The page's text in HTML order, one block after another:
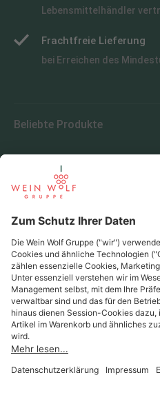
Lebensmittelhändler
Frachtfreie Lieferung
bei Erreichen des
Beliebte Produkte
Beliebte Regionen
Beliebte Produzenten
Wein Wolf
Wein